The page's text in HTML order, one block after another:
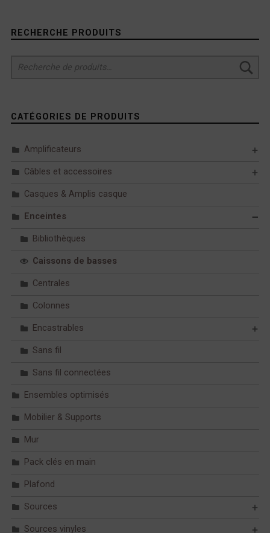
Sidebar
RECHERCHE PRODUITS
CATÉGORIES DE PRODUITS
Amplificateurs
Câbles et accessoires
Casques & Amplis casque
Enceintes
Bibliothèques
Caissons de basses
Centrales
Colonnes
Encastrables
Sans fil
Sans fil connectées
Ensembles optimisés
Mobilier & Supports
Mur
Pack clés en main
Plafond
Sources
Sources vinyles